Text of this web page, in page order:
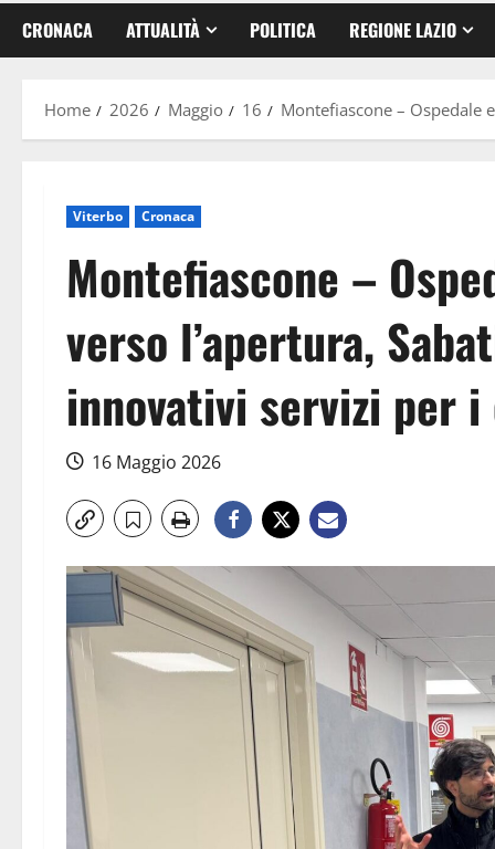
CRONACA ATTUALITÀ POLITICA REGIONE LAZIO
Home 2026 Maggio 16 Montefiascone – Ospedale
Viterbo Cronaca
Montefiascone –
verso l’apertura,
innovativi servizi per
16 Maggio 2026